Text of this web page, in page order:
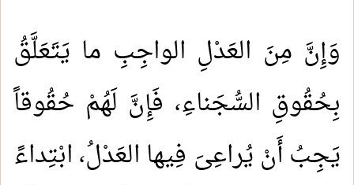
وَإِنَّ مِنَ العَدْلِ الواجِبِ ما يَتَعَلَّقُ
بِحُقُوقِ السُّجَناءِ، فَإِنَّ لَهُمْ حُقُوقاً
يَجِبُ أَنْ يُراعِىَ فِيها العَدْلُ، ابْتِداءً